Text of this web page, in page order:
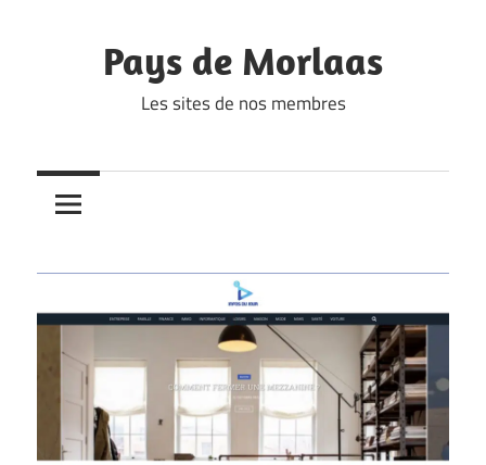
Pays de Morlaas
Les sites de nos membres